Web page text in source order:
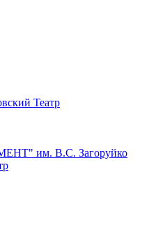
Театр
им. В.С. Загоруйко